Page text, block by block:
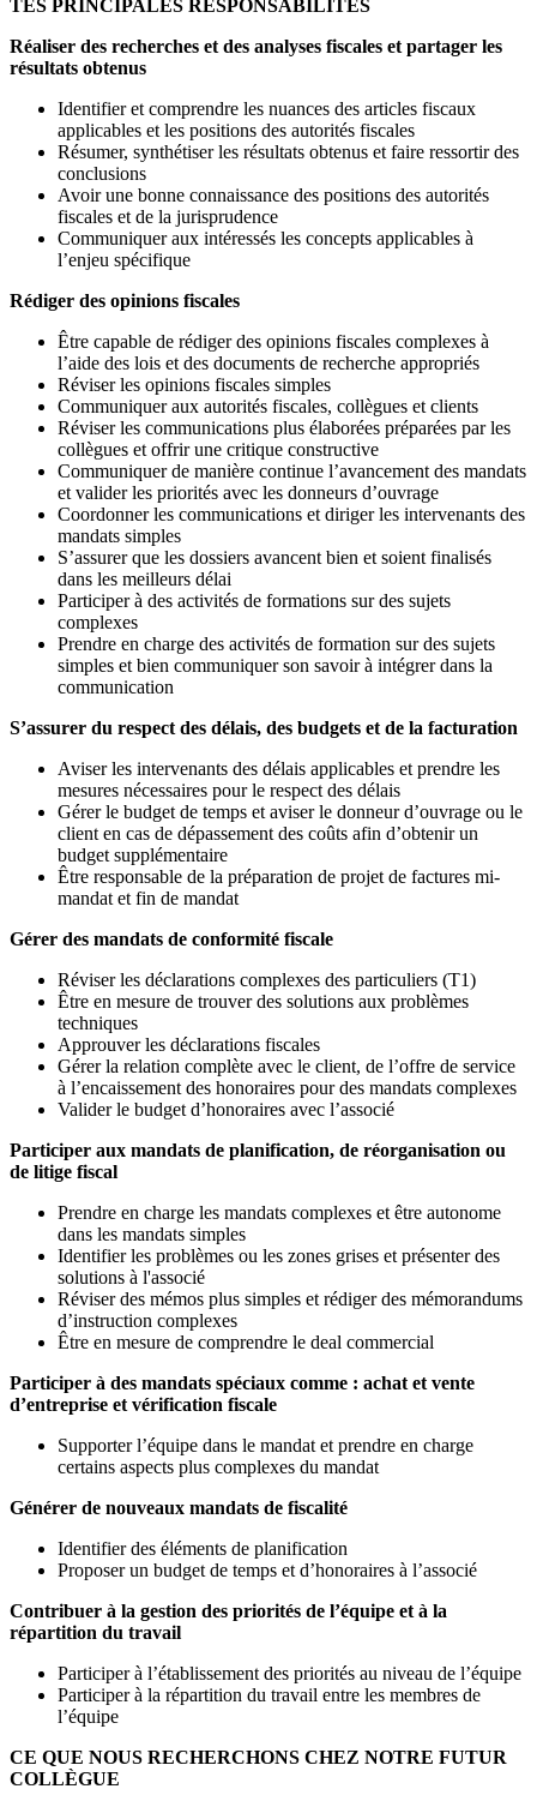
TES PRINCIPALES RESPONSABILITÉS
Réaliser des recherches et des analyses fiscales et partager les
résultats obtenus
Identifier et comprendre les nuances des articles fiscaux
applicables et les positions des autorités fiscales
Résumer, synthétiser les résultats obtenus et faire ressortir des
conclusions
Avoir une bonne connaissance des positions des autorités
fiscales et de la jurisprudence
Communiquer aux intéressés les concepts applicables à
l’enjeu spécifique
Rédiger des opinions fiscales
Être capable de rédiger des opinions fiscales complexes à
l’aide des lois et des documents de recherche appropriés
Réviser les opinions fiscales simples
Communiquer aux autorités fiscales, collègues et clients
Réviser les communications plus élaborées préparées par les
collègues et offrir une critique constructive
Communiquer de manière continue l’avancement des mandats
et valider les priorités avec les donneurs d’ouvrage
Coordonner les communications et diriger les intervenants des
mandats simples
S’assurer que les dossiers avancent bien et soient finalisés
dans les meilleurs délai
Participer à des activités de formations sur des sujets
complexes
Prendre en charge des activités de formation sur des sujets
simples et bien communiquer son savoir à intégrer dans la
communication
S’assurer du respect des délais, des budgets et de la facturation
Aviser les intervenants des délais applicables et prendre les
mesures nécessaires pour le respect des délais
Gérer le budget de temps et aviser le donneur d’ouvrage ou le
client en cas de dépassement des coûts afin d’obtenir un
budget supplémentaire
Être responsable de la préparation de projet de factures mi-
mandat et fin de mandat
Gérer des mandats de conformité fiscale
Réviser les déclarations complexes des particuliers (T1)
Être en mesure de trouver des solutions aux problèmes
techniques
Approuver les déclarations fiscales
Gérer la relation complète avec le client, de l’offre de service
à l’encaissement des honoraires pour des mandats complexes
Valider le budget d’honoraires avec l’associé
Participer aux mandats de planification, de réorganisation ou
de litige fiscal
Prendre en charge les mandats complexes et être autonome
dans les mandats simples
Identifier les problèmes ou les zones grises et présenter des
solutions à l'associé
Réviser des mémos plus simples et rédiger des mémorandums
d’instruction complexes
Être en mesure de comprendre le deal commercial
Participer à des mandats spéciaux comme : achat et vente
d’entreprise et vérification fiscale
Supporter l’équipe dans le mandat et prendre en charge
certains aspects plus complexes du mandat
Générer de nouveaux mandats de fiscalité
Identifier des éléments de planification
Proposer un budget de temps et d’honoraires à l’associé
Contribuer à la gestion des priorités de l’équipe et à la
répartition du travail
Participer à l’établissement des priorités au niveau de l’équipe
Participer à la répartition du travail entre les membres de
l’équipe
CE QUE NOUS RECHERCHONS CHEZ NOTRE FUTUR
COLLÈGUE